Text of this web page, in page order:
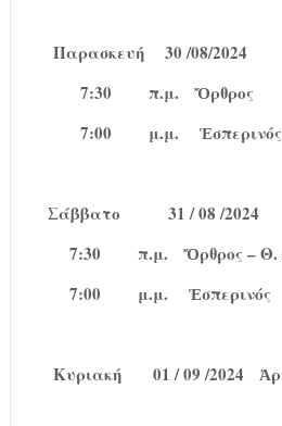
Παρασκευή
30 /08/2024
7:30
π.μ.
Ὄρθρος
7:00
μ.μ. Ἑσπερινός
Σάββατο
31 / 08 /2024
7:30
π.μ.
Ὄρθρος – Θ.
7:00
μ.μ. Ἑσπερινός
Κυριακή 01 / 09 /2024